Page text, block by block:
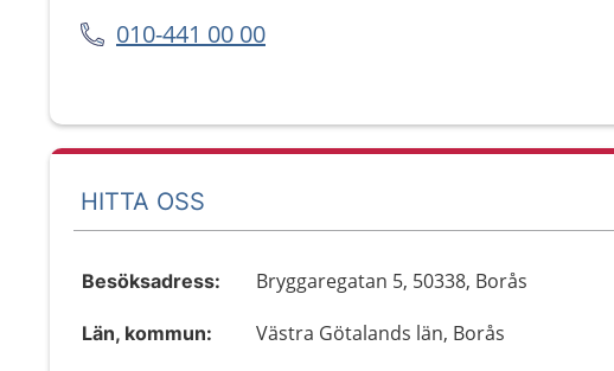
010-441 00 00
HITTA OSS
Besöksadress: Bryggaregatan 5, 50338, Borås
Län, kommun: Västra Götalands län, Borås